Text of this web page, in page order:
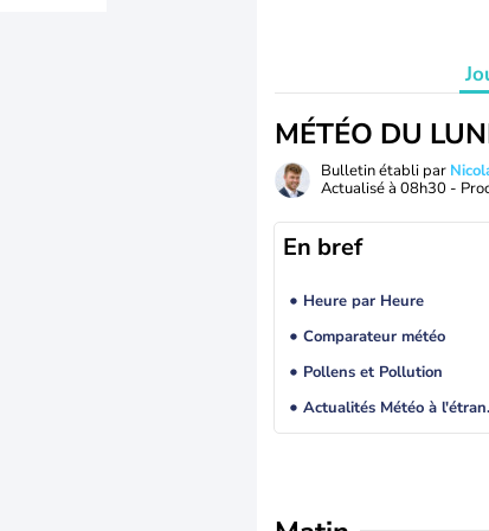
MÉTÉO DU
Bulletin établi par
Actualisé à 08h30 -
En bref
Heure par Heure
Comparateur météo
Pollens et Pollution